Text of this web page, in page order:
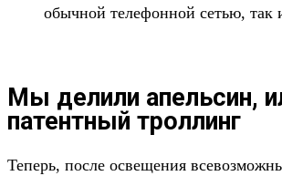
обычной телефонной сетью, так
Мы делили апельсин,
патентный троллинг
Теперь, после освещения